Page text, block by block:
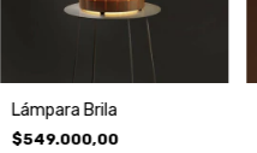
Lámpara Brila
$549.000,00